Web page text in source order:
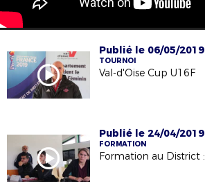
Publié le 06/05/2019
TOURNOI
Val-d'Oise Cup U16F
Publié le 24/04/2019
FORMATION